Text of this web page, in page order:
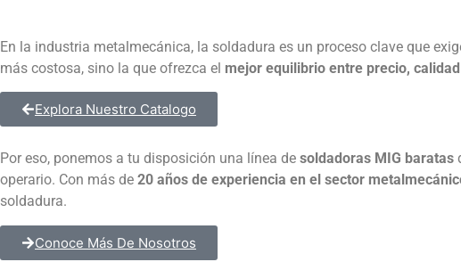
En la industria metalmecánica, la soldadura es un proceso clave que
más costosa, sino la que ofrezca el mejor equilibrio entre precio,
Explora Nuestro Catalogo
Por eso, ponemos a tu disposición una línea de soldadoras MIG baratas
operario. Con más de 20 años de experiencia en el sector
soldadura.
Conoce Más De Nosotros